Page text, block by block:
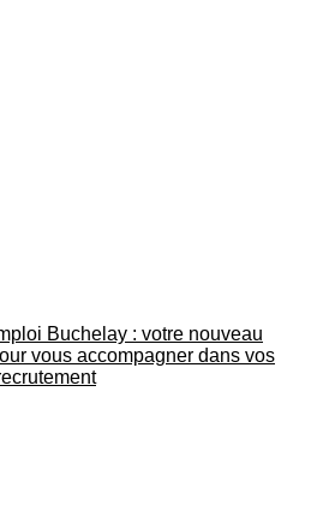
Buchelay : votre nouveau
vous accompagner dans vos